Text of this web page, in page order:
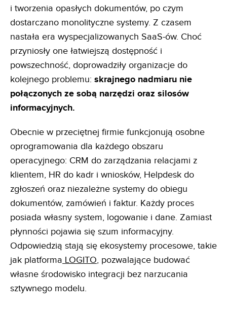
i tworzenia opasłych dokumentów, po czym
dostarczano monolityczne systemy. Z czasem
nastała era wyspecjalizowanych SaaS-ów. Choć
przyniosły one łatwiejszą dostępność i
powszechność, doprowadziły organizacje do
kolejnego problemu: skrajnego nadmiaru nie
połączonych ze sobą narzędzi oraz silosów
informacyjnych.
Obecnie w przeciętnej firmie funkcjonują osobne
oprogramowania dla każdego obszaru
operacyjnego: CRM do zarządzania relacjami z
klientem, HR do kadr i wniosków, Helpdesk do
zgłoszeń oraz niezależne systemy do obiegu
dokumentów, zamówień i faktur. Każdy proces
posiada własny system, logowanie i dane. Zamiast
płynności pojawia się szum informacyjny.
Odpowiedzią stają się ekosystemy procesowe, takie
jak platforma LOGITO, pozwalające budować
własne środowisko integracji bez narzucania
sztywnego modelu.